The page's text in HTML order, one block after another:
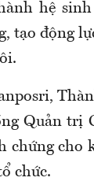
hệ
tạo động
Quản trị
chứng cho
chức.